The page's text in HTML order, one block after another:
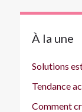
À la une
Solutions
Tendance
Comment